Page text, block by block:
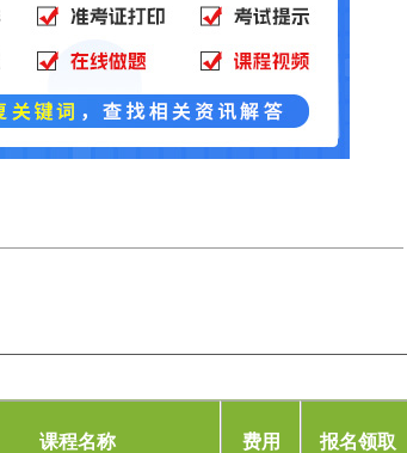
课程名称 费用 报名领取